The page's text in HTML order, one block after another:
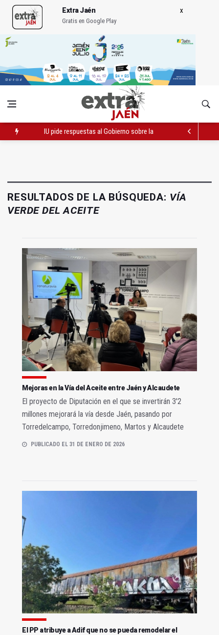
Extra Jaén
Gratis en Google Play
IU pide respuestas al Gobierno sobre la situación del
Vinila Von Bismark ofrece un espectáculo "rompedor" en el
RESULTADOS DE LA BÚSQUEDA: VÍA
VERDE DEL ACEITE
Mejoras en la Vía del Aceite entre Jaén y Alcaudete
El proyecto de Diputación en el que se invertirán 3'2
millones mejorará la vía desde Jaén, pasando por
Torredelcampo, Torredonjimeno, Martos y Alcaudete
PUBLICADO EL 31 DE ENERO DE 2026
El PP atribuye a Adif que no se pueda remodelar el